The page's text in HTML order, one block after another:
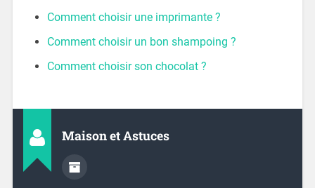
Comment choisir une imprimante ?
Comment choisir un bon shampoing ?
Comment choisir son chocolat ?
Maison et Astuces